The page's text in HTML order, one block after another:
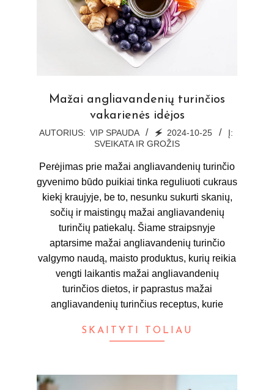
Mažai angliavandenių turinčios
vakarienės idėjos
2024-
25
AUTORIUS: VIP SPAUDA 🗲 2024-10-25
Į:
SVEIKATA IR GROŽIS
Perėjimas prie mažai angliavandenių turinčio
gyvenimo būdo puikiai tinka reguliuoti cukraus
kiekį kraujyje, be to, nesunku sukurti skanių,
sočių ir maistingų mažai angliavandenių
turinčių patiekalų. Šiame straipsnyje
aptarsime mažai angliavandenių turinčio
valgymo naudą, maisto produktus, kurių reikia
vengti laikantis mažai angliavandenių
turinčios dietos, ir paprastus mažai
angliavandenių turinčius receptus, kurie
SKAITYTI TOLIAU